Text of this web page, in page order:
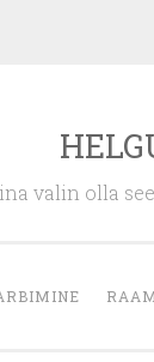
valin olla